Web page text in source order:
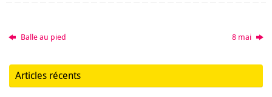
Balle au pied 8 mai
Articles récents